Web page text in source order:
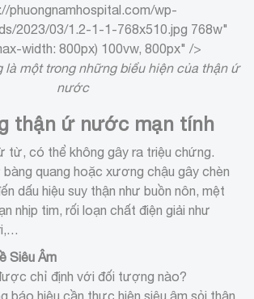
phuongnamhospital.com/wp-
2023/03/1.2-1-1-768x510.jpg 768w"
width: 800px) 100vw, 800px" />
là một trong những biểu hiện của thận ứ
nước
thận ứ nước mạn tính
từ, có thể không gây ra triệu chứng.
bàng quang hoặc xương chậu gây chèn
dấu hiệu suy thận như buồn nôn, mệt
nhịp tim, rối loạn chất điện giải như
Siêu Âm
chỉ định với đối tượng nào?
báo hiệu cần thực hiện siêu âm sỏi thận